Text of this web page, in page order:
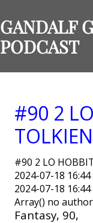
GANDALF
PODCAST
#90 2
TOLKIEN
#90 2 LO
2024-07-18 16:44
2024-07-18 16:44
Array() no
Fantasy, 90,